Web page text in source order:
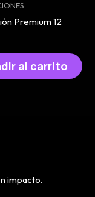
Premium 12
al carrito
impacto.